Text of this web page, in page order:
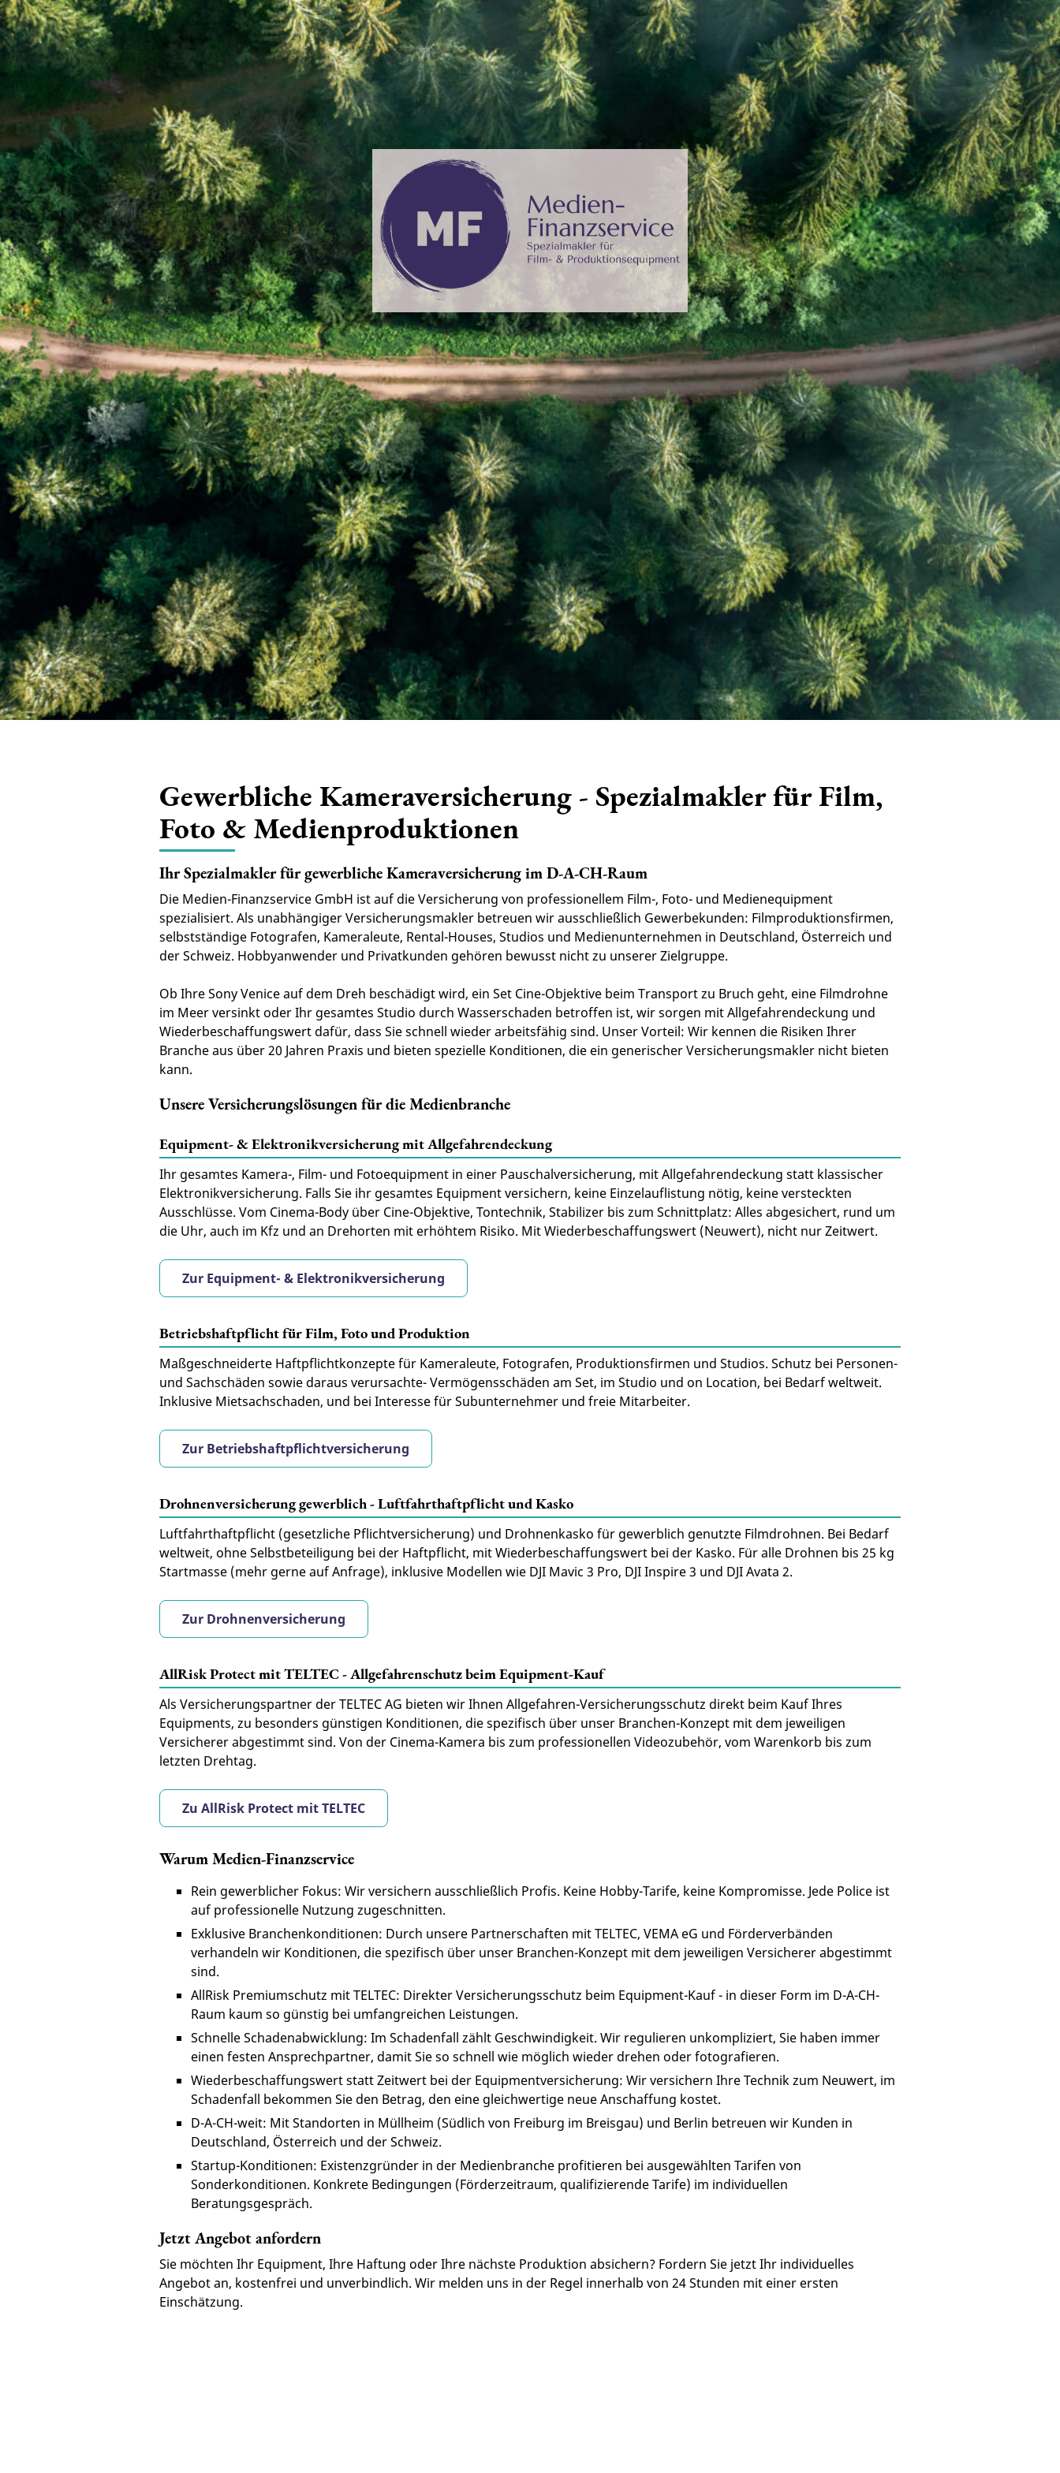
Gewerbliche Kameraversicherung - Spezialmakler für Film,
Foto & Medienproduktionen
Ihr Spezialmakler für gewerbliche Kameraversicherung im D-A-CH-Raum
Die Medien-Finanzservice GmbH ist auf die Versicherung von professionellem Film-, Foto- und Medienequipment
spezialisiert. Als unabhängiger Versicherungsmakler betreuen wir ausschließlich Gewerbekunden: Filmproduktionsfirmen,
selbstständige Fotografen, Kameraleute, Rental-Houses, Studios und Medienunternehmen in Deutschland, Österreich und
der Schweiz. Hobbyanwender und Privatkunden gehören bewusst nicht zu unserer Zielgruppe.
Ob Ihre Sony Venice auf dem Dreh beschädigt wird, ein Set Cine-Objektive beim Transport zu Bruch geht, eine Filmdrohne
im Meer versinkt oder Ihr gesamtes Studio durch Wasserschaden betroffen ist, wir sorgen mit Allgefahrendeckung und
Wiederbeschaffungswert dafür, dass Sie schnell wieder arbeitsfähig sind. Unser Vorteil: Wir kennen die Risiken Ihrer
Branche aus über 20 Jahren Praxis und bieten spezielle Konditionen, die ein generischer Versicherungsmakler nicht bieten
kann.
Unsere Versicherungslösungen für die Medienbranche
Equipment- & Elektronikversicherung mit Allgefahrendeckung
Ihr gesamtes Kamera-, Film- und Fotoequipment in einer Pauschalversicherung, mit Allgefahrendeckung statt klassischer
Elektronikversicherung. Falls Sie ihr gesamtes Equipment versichern, keine Einzelauflistung nötig, keine versteckten
Ausschlüsse. Vom Cinema-Body über Cine-Objektive, Tontechnik, Stabilizer bis zum Schnittplatz: Alles abgesichert, rund um
die Uhr, auch im Kfz und an Drehorten mit erhöhtem Risiko. Mit Wiederbeschaffungswert (Neuwert), nicht nur Zeitwert.
Zur Equipment- & Elektronikversicherung
Betriebshaftpflicht für Film, Foto und Produktion
Maßgeschneiderte Haftpflichtkonzepte für Kameraleute, Fotografen, Produktionsfirmen und Studios. Schutz bei Personen-
und Sachschäden sowie daraus verursachte- Vermögensschäden am Set, im Studio und on Location, bei Bedarf weltweit.
Inklusive Mietsachschaden, und bei Interesse für Subunternehmer und freie Mitarbeiter.
Zur Betriebshaftpflichtversicherung
Drohnenversicherung gewerblich - Luftfahrthaftpflicht und Kasko
Luftfahrthaftpflicht (gesetzliche Pflichtversicherung) und Drohnenkasko für gewerblich genutzte Filmdrohnen. Bei Bedarf
weltweit, ohne Selbstbeteiligung bei der Haftpflicht, mit Wiederbeschaffungswert bei der Kasko. Für alle Drohnen bis 25 kg
Startmasse (mehr gerne auf Anfrage), inklusive Modellen wie DJI Mavic 3 Pro, DJI Inspire 3 und DJI Avata 2.
Zur Drohnenversicherung
AllRisk Protect mit TELTEC - Allgefahrenschutz beim Equipment-Kauf
Als Versicherungspartner der TELTEC AG bieten wir Ihnen Allgefahren-Versicherungsschutz direkt beim Kauf Ihres
Equipments, zu besonders günstigen Konditionen, die spezifisch über unser Branchen-Konzept mit dem jeweiligen
Versicherer abgestimmt sind. Von der Cinema-Kamera bis zum professionellen Videozubehör, vom Warenkorb bis zum
letzten Drehtag.
Zu AllRisk Protect mit TELTEC
Warum Medien-Finanzservice
Rein gewerblicher Fokus: Wir versichern ausschließlich Profis. Keine Hobby-Tarife, keine Kompromisse. Jede Police ist
auf professionelle Nutzung zugeschnitten.
Exklusive Branchenkonditionen: Durch unsere Partnerschaften mit TELTEC, VEMA eG und Förderverbänden
verhandeln wir Konditionen, die spezifisch über unser Branchen-Konzept mit dem jeweiligen Versicherer abgestimmt
sind.
AllRisk Premiumschutz mit TELTEC: Direkter Versicherungsschutz beim Equipment-Kauf - in dieser Form im D-A-CH-
Raum kaum so günstig bei umfangreichen Leistungen.
Schnelle Schadenabwicklung: Im Schadenfall zählt Geschwindigkeit. Wir regulieren unkompliziert, Sie haben immer
einen festen Ansprechpartner, damit Sie so schnell wie möglich wieder drehen oder fotografieren.
Wiederbeschaffungswert statt Zeitwert bei der Equipmentversicherung: Wir versichern Ihre Technik zum Neuwert, im
Schadenfall bekommen Sie den Betrag, den eine gleichwertige neue Anschaffung kostet.
D-A-CH-weit: Mit Standorten in Müllheim (Südlich von Freiburg im Breisgau) und Berlin betreuen wir Kunden in
Deutschland, Österreich und der Schweiz.
Startup-Konditionen: Existenzgründer in der Medienbranche profitieren bei ausgewählten Tarifen von
Sonderkonditionen. Konkrete Bedingungen (Förderzeitraum, qualifizierende Tarife) im individuellen
Beratungsgespräch.
Jetzt Angebot anfordern
Sie möchten Ihr Equipment, Ihre Haftung oder Ihre nächste Produktion absichern? Fordern Sie jetzt Ihr individuelles
Angebot an, kostenfrei und unverbindlich. Wir melden uns in der Regel innerhalb von 24 Stunden mit einer ersten
Einschätzung.